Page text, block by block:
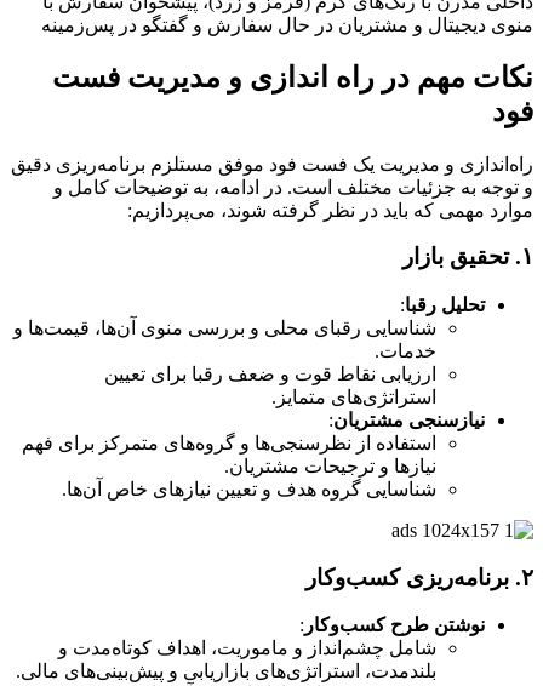
نکات مهم در راه اندازی و مدیریت فست
فود
راه‌اندازی و مدیریت یک فست فود موفق مستلزم برنامه‌ریزی دقیق
و توجه به جزئیات مختلف است. در ادامه، به توضیحات کامل و
موارد مهمی که باید در نظر گرفته شوند، می‌پردازیم:
۱. تحقیق بازار
تحلیل رقبا:
شناسایی رقبای محلی و بررسی منوی آن‌ها، قیمت‌ها و
خدمات.
ارزیابی نقاط قوت و ضعف رقبا برای تعیین
استراتژی‌های متمایز.
نیازسنجی مشتریان:
استفاده از نظرسنجی‌ها و گروه‌های متمرکز برای فهم
نیازها و ترجیحات مشتریان.
شناسایی گروه هدف و تعیین نیازهای خاص آن‌ها.
۲. برنامه‌ریزی کسب‌وکار
نوشتن طرح کسب‌وکار :
شامل چشم‌انداز و ماموریت، اهداف کوتاه‌مدت و
بلندمدت، استراتژی‌های بازاریابی و پیش‌بینی‌های مالی.